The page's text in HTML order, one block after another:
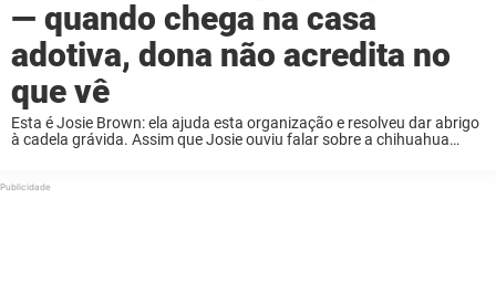
— quando chega na casa
adotiva, dona não acredita no
que vê
Esta é Josie Brown: ela ajuda esta organização e resolveu dar abrigo
à cadela grávida. Assim que Josie ouviu falar sobre a chihuahua